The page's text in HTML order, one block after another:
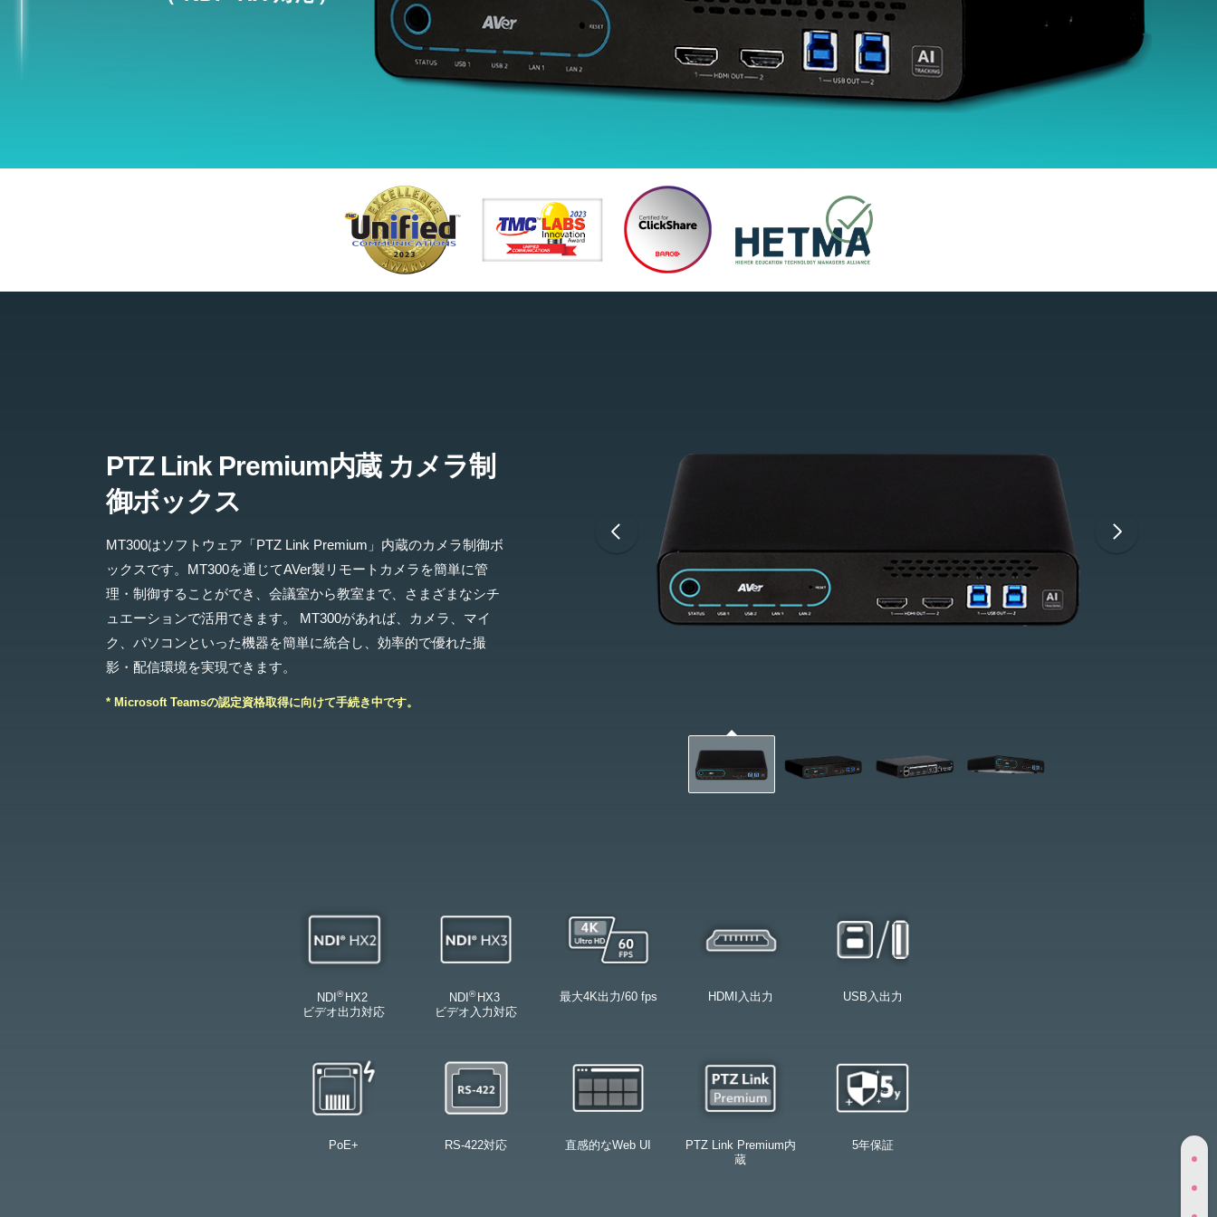
PTZ Link Premium内蔵 カメラ制
御ボックス
MT300はソフトウェア「PTZ Link Premium」内蔵のカメラ制御ボ
ックスです。MT300を通じてAVer製リモートカメラを簡単に管
理・制御することができ、会議室から教室まで、さまざまなシチ
ュエーションで活用できます。 MT300があれば、カメラ、マイ
ク、パソコンといった機器を簡単に統合し、効率的で優れた撮
影・配信環境を実現できます。
* Microsoft Teamsの認定資格取得に向けて手続き中です。
NDI ® HX2 ​
ビデオ出力対応
NDI ® HX3 ​
ビデオ入力対応
最大4K出力/60 fps HDMI入出力 USB入出力
PoE+ RS-422対応 直感的なWeb UI
PTZ Link Premium内
蔵
5年保証